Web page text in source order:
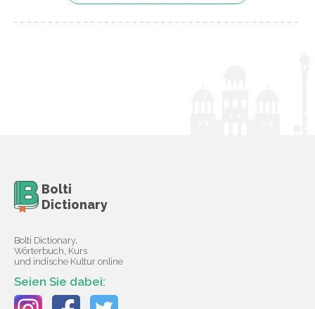
Bolti
Dictionary
Bolti Dictionary,
Wörterbuch, Kurs
und indische Kultur online
Seien Sie dabei: